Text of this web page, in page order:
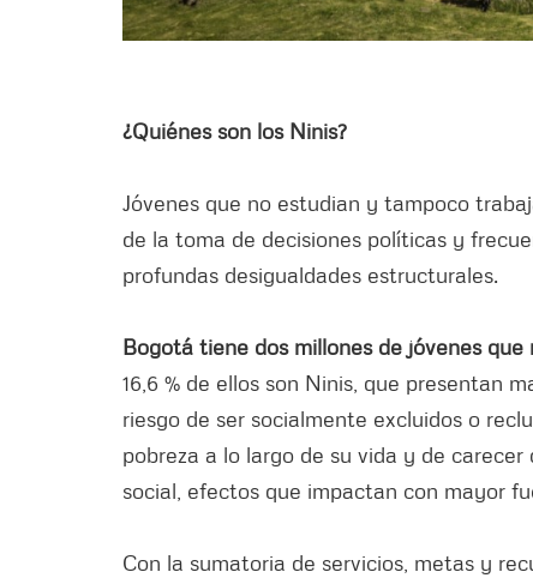
¿Quiénes son los Ninis?
Jóvenes que no estudian y tampoco
de la toma de decisiones políticas y
profundas desigualdades estructurales.
Bogotá tiene dos millones de jóvenes
16,6 % de ellos son Ninis, que presentan
riesgo de ser socialmente excluidos o
pobreza a lo largo de su vida y de
social, efectos que impactan con mayor
Con la sumatoria de servicios, metas y